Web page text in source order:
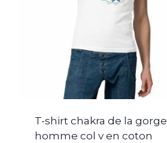
T-shirt chakra de la gorge
homme col v en coton